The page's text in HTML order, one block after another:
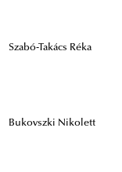
Szabó-Takács Réka
Bukovszki Nikolett